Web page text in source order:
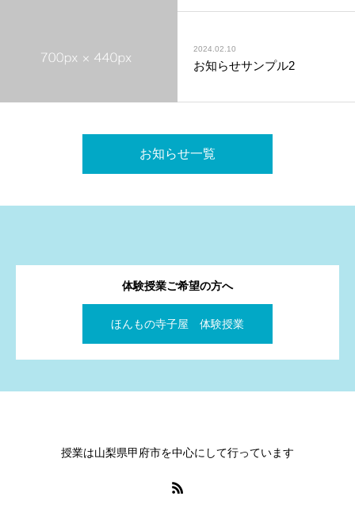
2024.02.10
お知らせサンプル2
お知らせ一覧
体験授業ご希望の方へ
ほんもの寺子屋 体験授業
授業は山梨県甲府市を中心にして行っています